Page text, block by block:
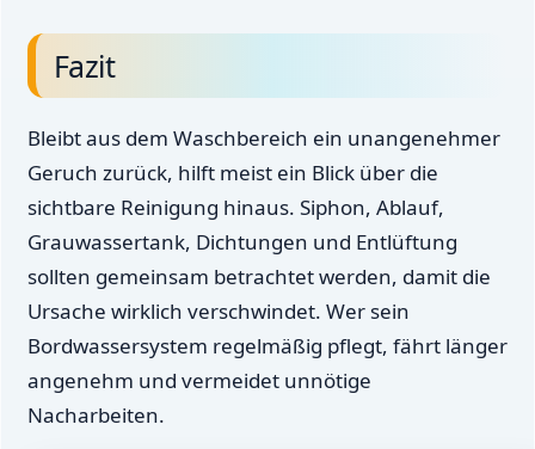
Fazit
Bleibt aus dem Waschbereich ein unangenehmer
Geruch zurück, hilft meist ein Blick über die
sichtbare Reinigung hinaus. Siphon, Ablauf,
Grauwassertank, Dichtungen und Entlüftung
sollten gemeinsam betrachtet werden, damit die
Ursache wirklich verschwindet. Wer sein
Bordwassersystem regelmäßig pflegt, fährt länger
angenehm und vermeidet unnötige
Nacharbeiten.